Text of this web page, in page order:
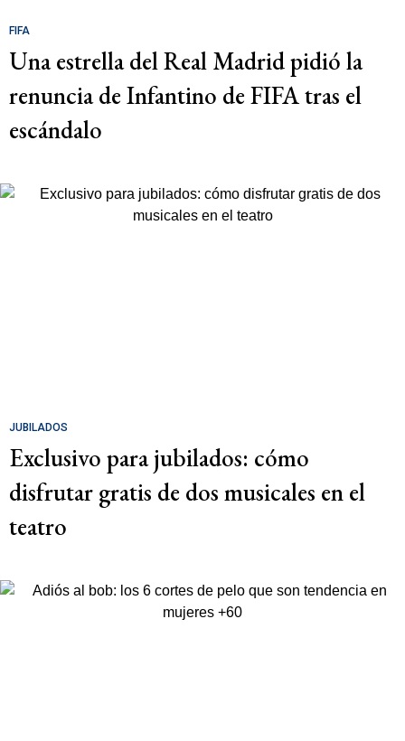
FIFA
Una estrella del Real Madrid pidió la
renuncia de Infantino de FIFA tras el
escándalo
JUBILADOS
Exclusivo para jubilados: cómo
disfrutar gratis de dos musicales en el
teatro